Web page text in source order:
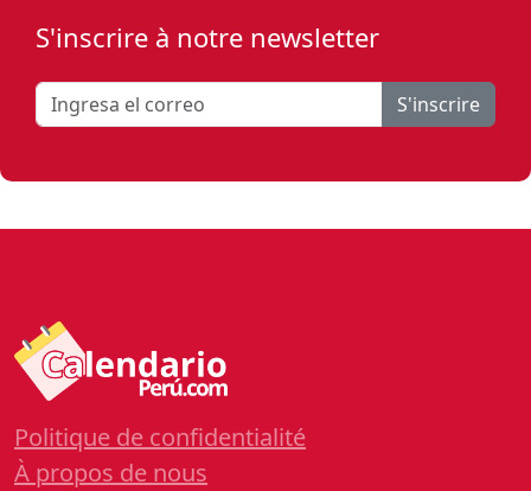
S'inscrire à notre newsletter
S'inscrire
Politique de confidentialité
À propos de nous